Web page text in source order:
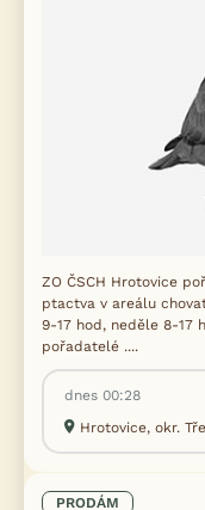
ZO ČSCH Hrotovice
ptactva v areálu
9-17 hod, neděle 8-17
pořadatelé ....
dnes 00:28
Hrotovice, okr.
PRODÁM